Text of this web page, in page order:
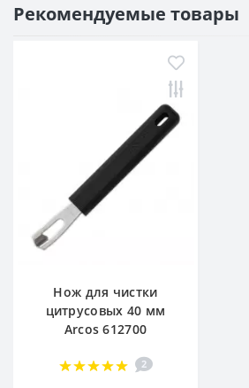
Рекомендуемые товары
Нож для чистки
цитрусовых 40 мм
Arcos 612700
2